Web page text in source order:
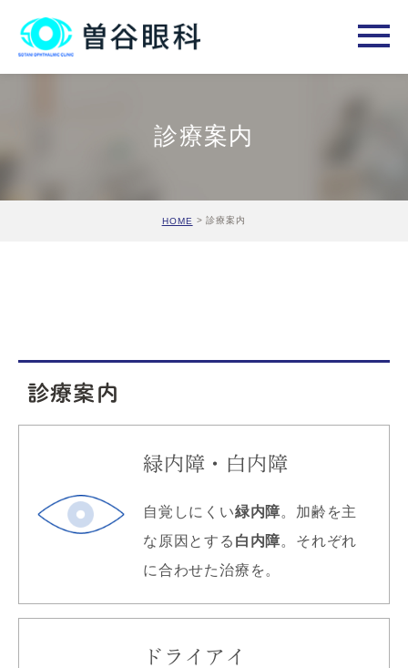
診療案内
HOME 診療案内
診療案内
緑内障・白内障
自覚しにくい緑内障。加齢を主
な原因とする 白内障。それぞれ
に合わせた治療を。
ドライアイ